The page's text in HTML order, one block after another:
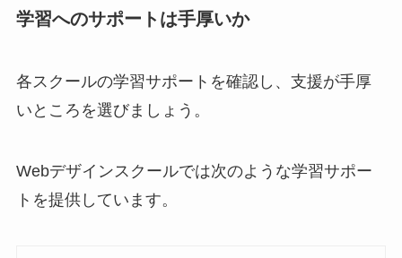
学習へのサポートは手厚いか
各スクールの学習サポートを確認し、支援が手厚
いところを選びましょう。
Webデザインスクールでは次のような学習サポー
トを提供しています。